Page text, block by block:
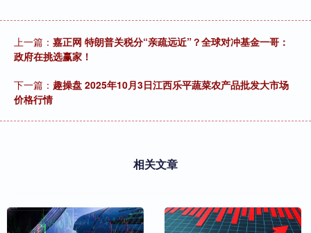
上一篇： 嘉正网 特朗普关税分“亲疏远近”？全球对冲基金一哥：
政府在挑选赢家！
下一篇： 趣操盘 2025年10月3日江西乐平蔬菜农产品批发大市场
价格行情
相关文章